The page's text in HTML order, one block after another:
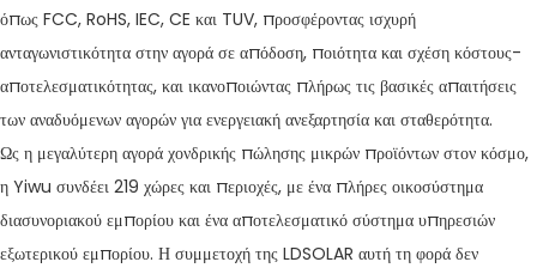
όπως FCC, RoHS, IEC, CE και TUV, προσφέροντας ισχυρή
ανταγωνιστικότητα στην αγορά σε απόδοση, ποιότητα και σχέση κόστους-
αποτελεσματικότητας, και ικανοποιώντας πλήρως τις βασικές απαιτήσεις
των αναδυόμενων αγορών για ενεργειακή ανεξαρτησία και σταθερότητα.
Ως η μεγαλύτερη αγορά χονδρικής πώλησης μικρών προϊόντων στον κόσμο,
η Yiwu συνδέει 219 χώρες και περιοχές, με ένα πλήρες οικοσύστημα
διασυνοριακού εμπορίου και ένα αποτελεσματικό σύστημα υπηρεσιών
εξωτερικού εμπορίου. Η συμμετοχή της LDSOLAR αυτή τη φορά δεν